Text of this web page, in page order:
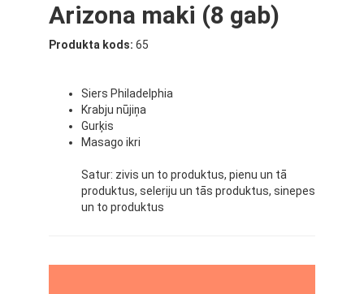
Arizona maki (8 gab)
Produkta kods: 65
Siers Philadelphia
Krabju nūjiņa
Gurķis
Masago ikri
Satur: zivis un to produktus, pienu un tā
produktus, seleriju un tās produktus, sinepes
un to produktus